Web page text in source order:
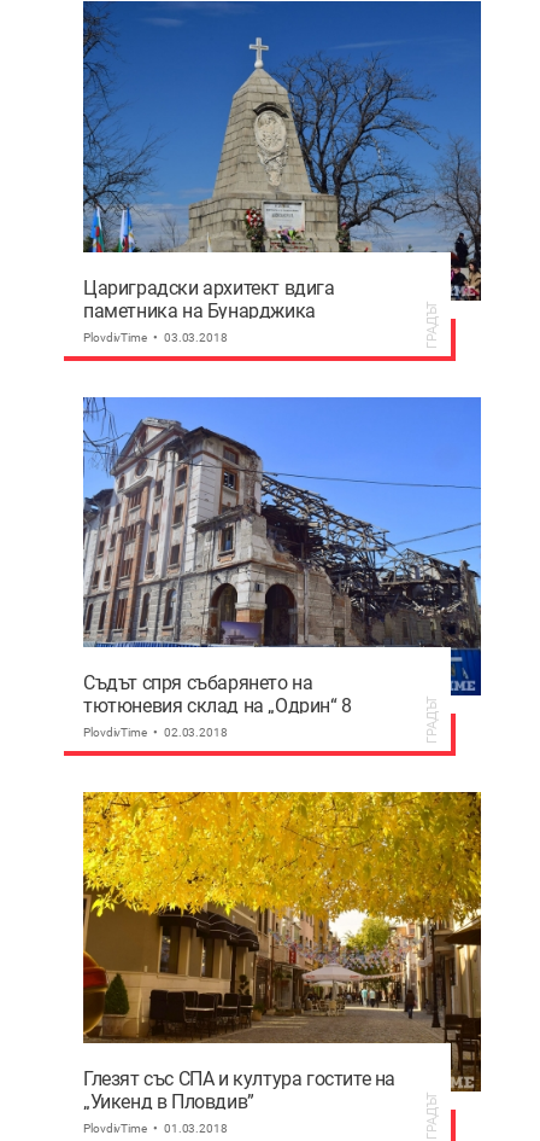
Цариградски архитект вдига
паметника на Бунарджика
PlovdivTime 03.03.2018 ГРАДЪТ
Съдът спря събарянето на
тютюневия склад на „Одрин“ 8
PlovdivTime 02.03.2018 ГРАДЪТ
Глезят със СПА и култура гостите на
„Уикенд в Пловдив”
PlovdivTime 01.03.2018 ГРАДЪТ